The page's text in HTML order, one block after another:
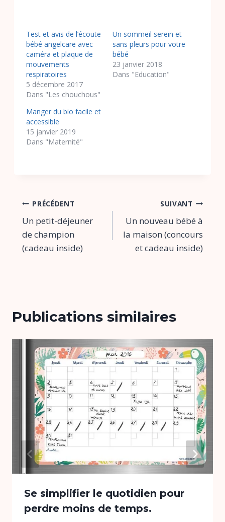
Test et avis de l’écoute
bébé angelcare avec
caméra et plaque de
mouvements
respiratoires
5 décembre 2017
Dans "Les chouchous"
Un sommeil serein et
sans pleurs pour votre
bébé
23 janvier 2018
Dans "Education"
Manger du bio facile et
accessible
15 janvier 2019
Dans "Maternité"
Navigation
de
l’article
PRÉCÉDENT
Un petit-déjeuner
de champion
(cadeau inside)
SUIVANT
Un nouveau bébé à
la maison (concours
et cadeau inside)
Publications similaires
Se simplifier le quotidien pour
perdre moins de temps.